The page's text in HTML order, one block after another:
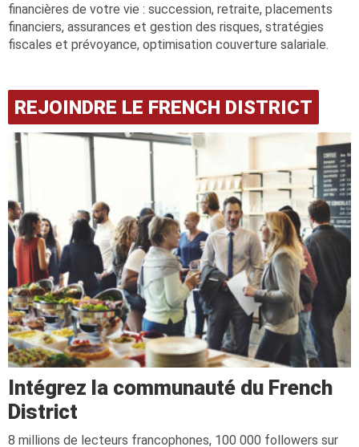
financières de votre vie : succession, retraite, placements
financiers, assurances et gestion des risques, stratégies
fiscales et prévoyance, optimisation couverture salariale.
REJOINDRE LE FRENCH DISTRICT
Intégrez la communauté du French
District
8 millions de lecteurs francophones, 100 000 followers sur